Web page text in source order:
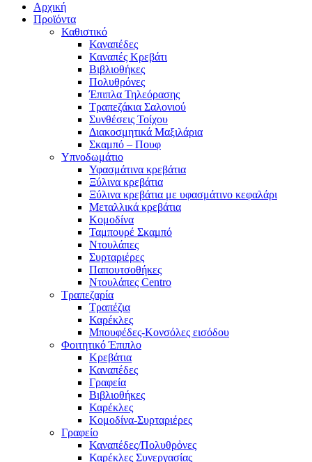
Αρχική
Προϊόντα
Καθιστικό
Καναπέδες
Καναπές Κρεβάτι
Βιβλιοθήκες
Πολυθρόνες
Έπιπλα Τηλεόρασης
Τραπεζάκια Σαλονιού
Συνθέσεις Τοίχου
Διακοσμητικά Μαξιλάρια
Σκαμπό – Πουφ
Υπνοδωμάτιο
Υφασμάτινα κρεβάτια
Ξύλινα κρεβάτια
Ξύλινα κρεβάτια με υφασμάτινο κεφαλάρι
Mεταλλικά κρεβάτια
Κομοδίνα
Ταμπουρέ Σκαμπό
Ντουλάπες
Συρταριέρες
Παπουτσοθήκες
Ντουλάπες Centro
Τραπεζαρία
Τραπέζια
Καρέκλες
Μπουφέδες-Κονσόλες εισόδου
Φοιτητικό Έπιπλο
Κρεβάτια
Καναπέδες
Γραφεία
Βιβλιοθήκες
Καρέκλες
Κομοδίνα-Συρταριέρες
Γραφείο
Καναπέδες/Πολυθρὀνες
Καρέκλες Συνεργασίας